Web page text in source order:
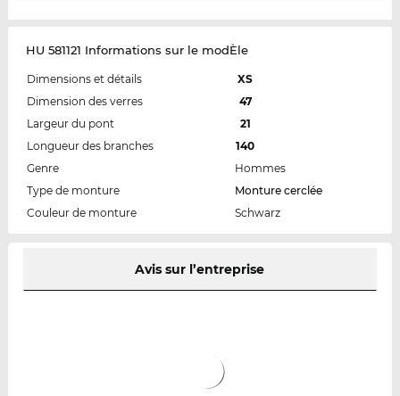
HU 581121 Informations sur le modÈle
Dimensions et détails
XS
Dimension des verres
47
Largeur du pont
21
Longueur des branches
140
Genre
Hommes
Type de monture
Monture cerclée
Couleur de monture
Schwarz
Avis sur l’entreprise